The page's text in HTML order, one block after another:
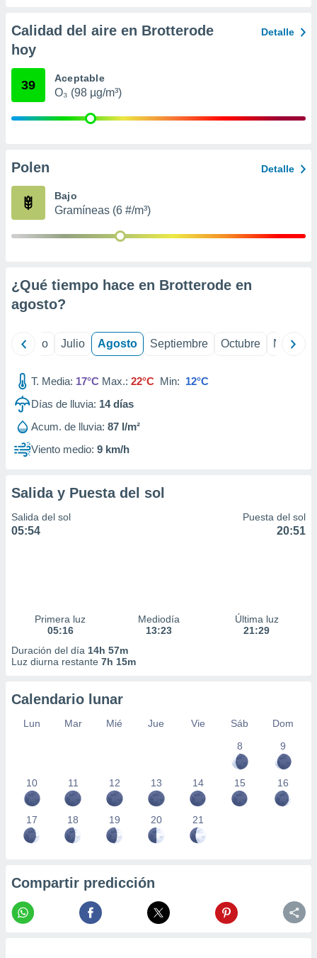
e
publicidad
1199
Calidad del aire en Brotterode
hoy
Detalle
39 Aceptable
O₃ (98 µg/m³)
Polen Detalle
Bajo
Gramíneas (6 #/m³)
¿Qué tiempo hace en Brotterode en
agosto?
Junio Julio Agosto Septiembre Octubre
T. Media: 17°C Max.: 22°C Min: 12°C
Días de lluvia: 14días
Acum. de lluvia: 87 l/m²
Viento medio: 9 km/h
Salida y Puesta del sol
Salida del sol
05:54
Puesta del sol
20:51
Primera luz
05:16
Mediodía
13:23
Última luz
21:29
Duración del día 14h 57m
Luz diurna restante 7h 15m
Calendario lunar
Lun Mar Mié Jue Vie Sáb
Dom
8
9
10 11 12 13 14 15 16
17 18 19 20 21
Compartir predicción